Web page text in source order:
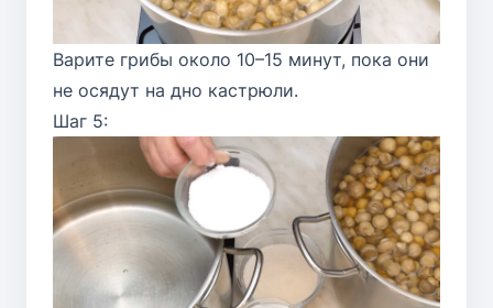
Варите грибы около 10–15 минут, пока они
не осядут на дно кастрюли.
Шаг 5: